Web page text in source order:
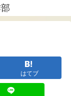
はてブ